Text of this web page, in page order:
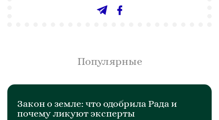
Популярные
Закон о земле: что одобрила Рада и
почему ликуют эксперты